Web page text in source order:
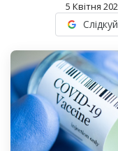
5 Квітня